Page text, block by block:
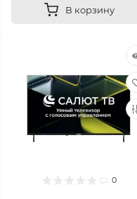
В корзину
0